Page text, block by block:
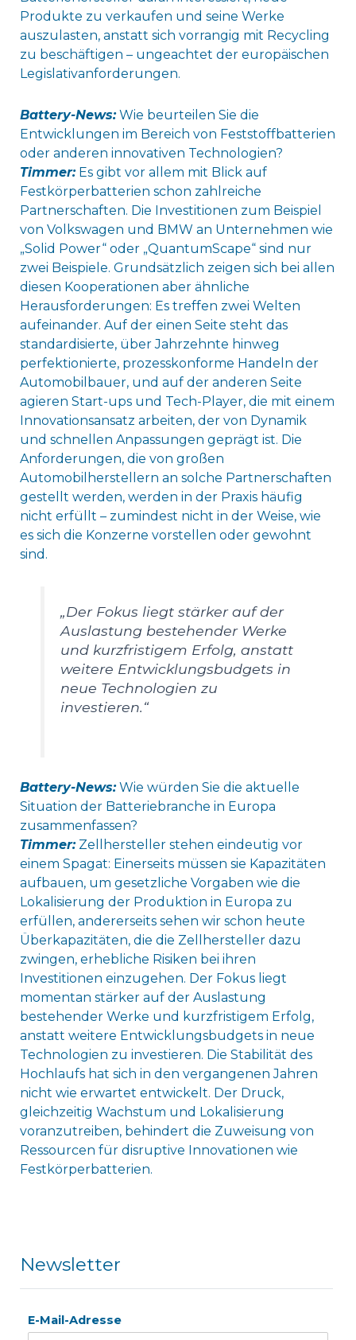
Produkte zu verkaufen und seine Werke
auszulasten, anstatt sich vorrangig mit Recycling
zu beschäftigen – ungeachtet der europäischen
Legislativanforderungen.
Battery-News:Wie beurteilen Sie die
Entwicklungen im Bereich von Feststoffbatterien
oder anderen innovativen Technologien?
Timmer:Es gibt vor allem mit Blick auf
Festkörperbatterien schon zahlreiche
Partnerschaften. Die Investitionen zum Beispiel
von Volkswagen und BMW an Unternehmen wie
„Solid Power“ oder „QuantumScape“ sind nur
zwei Beispiele. Grundsätzlich zeigen sich bei allen
diesen Kooperationen aber ähnliche
Herausforderungen: Es treffen zwei Welten
aufeinander. Auf der einen Seite steht das
standardisierte, über Jahrzehnte hinweg
perfektionierte, prozesskonforme Handeln der
Automobilbauer, und auf der anderen Seite
agieren Start-ups und Tech-Player, die mit einem
Innovationsansatz arbeiten, der von Dynamik
und schnellen Anpassungen geprägt ist. Die
Anforderungen, die von großen
Automobilherstellern an solche Partnerschaften
gestellt werden, werden in der Praxis häufig
nicht erfüllt – zumindest nicht in der Weise, wie
es sich die Konzerne vorstellen oder gewohnt
sind.
„Der Fokus liegt stärker auf der
Auslastung bestehender Werke
und kurzfristigem Erfolg, anstatt
weitere Entwicklungsbudgets in
neue Technologien zu
investieren.“
Battery-News:Wie würden Sie die aktuelle
Situation der Batteriebranche in Europa
zusammenfassen?
Timmer:Zellhersteller stehen eindeutig vor
einem Spagat: Einerseits müssen sie Kapazitäten
aufbauen, um gesetzliche Vorgaben wie die
Lokalisierung der Produktion in Europa zu
erfüllen, andererseits sehen wir schon heute
Überkapazitäten, die die Zellhersteller dazu
zwingen, erhebliche Risiken bei ihren
Investitionen einzugehen. Der Fokus liegt
momentan stärker auf der Auslastung
bestehender Werke und kurzfristigem Erfolg,
anstatt weitere Entwicklungsbudgets in neue
Technologien zu investieren. Die Stabilität des
Hochlaufs hat sich in den vergangenen Jahren
nicht wie erwartet entwickelt. Der Druck,
gleichzeitig Wachstum und Lokalisierung
voranzutreiben, behindert die Zuweisung von
Ressourcen für disruptive Innovationen wie
Festkörperbatterien.
Newsletter
E-Mail-Adresse